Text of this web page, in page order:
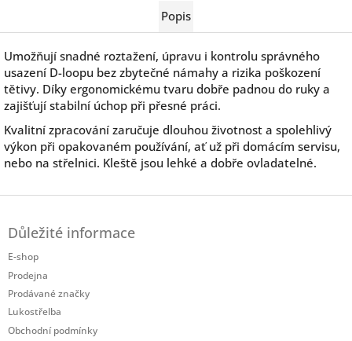
Popis
Umožňují snadné roztažení, úpravu i kontrolu správného
usazení D-loopu bez zbytečné námahy a rizika poškození
tětivy. Díky ergonomickému tvaru dobře padnou do ruky a
zajišťují stabilní úchop při přesné práci.
Kvalitní zpracování zaručuje dlouhou životnost a spolehlivý
výkon při opakovaném používání, ať už při domácím servisu,
nebo na střelnici. Kleště jsou lehké a dobře ovladatelné.
Důležité informace
E-shop
Prodejna
Prodávané značky
Lukostřelba
Obchodní podmínky